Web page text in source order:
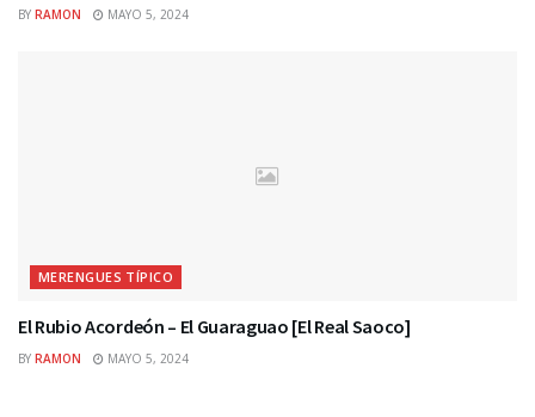
BY RAMON MAYO 5, 2024
MERENGUES TÍPICO
El Rubio Acordeón – El Guaraguao [El Real Saoco]
BY RAMON MAYO 5, 2024